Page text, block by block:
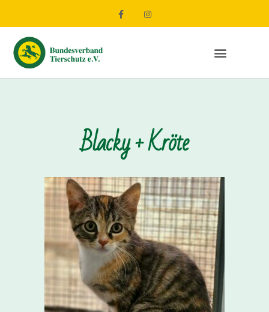
Blacky + Kröte